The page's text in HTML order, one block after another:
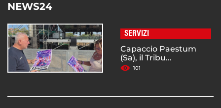
NEWS24
SERVIZI
Capaccio Paestum
(Sa), il Tribu...
101